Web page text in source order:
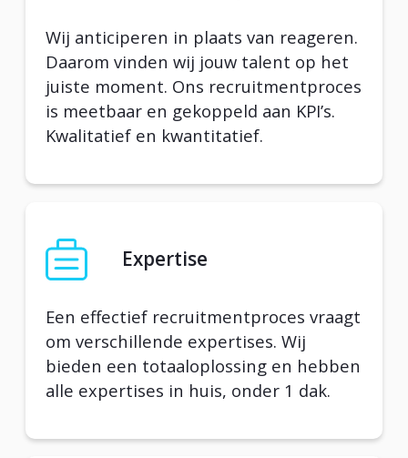
Wij anticiperen in plaats van reageren.
Daarom vinden wij jouw talent op het
juiste moment. Ons recruitmentproces
is meetbaar en gekoppeld aan KPI’s.
Kwalitatief en kwantitatief.
Expertise
Een effectief recruitmentproces vraagt
om verschillende expertises. Wij
bieden een totaaloplossing en hebben
alle expertises in huis, onder 1 dak.